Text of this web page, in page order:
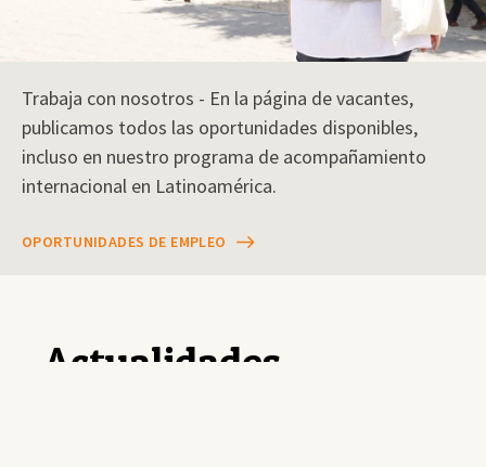
Trabaja con nosotros - En la página de vacantes,
publicamos todos las oportunidades disponibles,
incluso en nuestro programa de acompañamiento
internacional en Latinoamérica.
OPORTUNIDADES DE EMPLEO
Actualidades